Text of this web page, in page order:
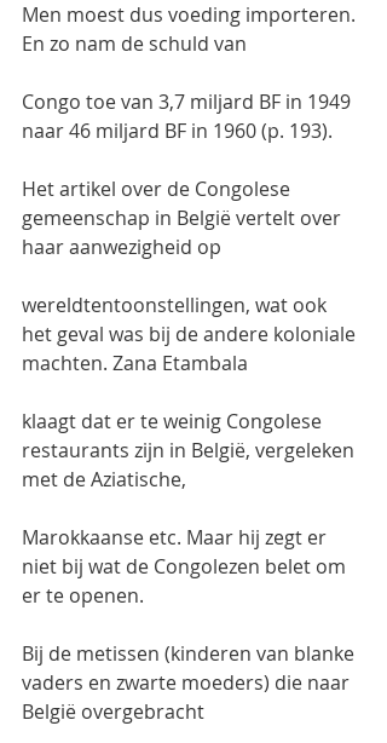
Men moest dus voeding importeren.
En zo nam de schuld van
Congo toe van 3,7 miljard BF in 1949
naar 46 miljard BF in 1960 (p. 193).
Het artikel over de Congolese
gemeenschap in België vertelt over
haar aanwezigheid op
wereldtentoonstellingen, wat ook
het geval was bij de andere koloniale
machten. Zana Etambala
klaagt dat er te weinig Congolese
restaurants zijn in België, vergeleken
met de Aziatische,
Marokkaanse etc. Maar hij zegt er
niet bij wat de Congolezen belet om
er te openen.
Bij de metissen (kinderen van blanke
vaders en zwarte moeders) die naar
België overgebracht